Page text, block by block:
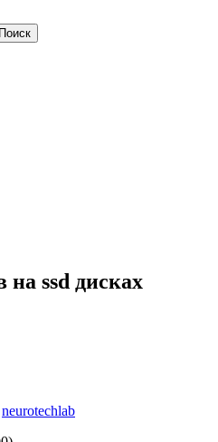
на ssd дисках
neurotechlab